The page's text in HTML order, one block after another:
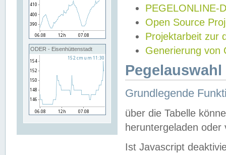
ODER - Eisenhüttenstadt
PEGELONLINE-
Open Source
Projektarbeit zur
Generierung von
Grundlegende
über die Tabelle
heruntergeladen oder
Ist Javascript